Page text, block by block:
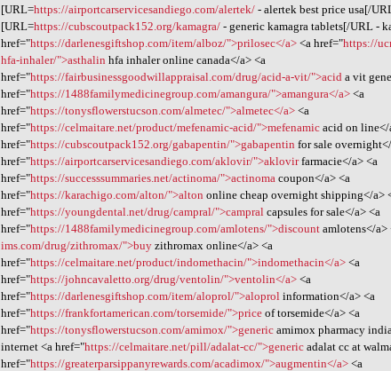
[URL=https://airportcarservicesandiego.com/alertek/ - alertek best price usa[/
[URL=https://cubscoutpack152.org/kamagra/ - generic kamagra tablets[/URL -
href="https://darlenesgiftshop.com/item/alboz/">prilosec</a> <a href="https://
hfa-inhaler/">asthalin hfa inhaler online canada</a> <a
href="https://fairbusinessgoodwillappraisal.com/drug/acid-a-vit/">acid a vit
href="https://1488familymedicinegroup.com/amangura/">amangura</a> <a
href="https://tonysflowerstucson.com/almetec/">almetec</a> <a
href="https://celmaitare.net/product/mefenamic-acid/">mefenamic acid on line</
href="https://cubscoutpack152.org/gabapentin/">gabapentin for sale
href="https://airportcarservicesandiego.com/aklovir/">aklovirfarmacie</a> <a
href="https://successsummaries.net/actinoma/">actinoma coupon</a> <a
href="https://karachigo.com/alton/">alton online cheap overnight shipping</a>
href="https://youngdental.net/drug/campral/">campral capsules for sale</a> <a
href="https://1488familymedicinegroup.com/amlotens/">discount amlotens</a>
ims.com/drug/zithromax/">buy zithromax online</a> <a
href="https://celmaitare.net/product/indomethacin/">indomethacin</a> <a
href="https://johncavaletto.org/drug/ventolin/">ventolin</a> <a
href="https://darlenesgiftshop.com/item/aloprol/">aloprol information</a> <a
href="https://frankfortamerican.com/torsemide/">price of torsemide</a> <a
href="https://tonysflowerstucson.com/amimox/">generic amimox pharmacy
internet <a href="https://celmaitare.net/pill/adalat-cc/">generic adalat cc at
href="https://greaterparsippanyrewards.com/acadimox/">augmentin</a> <a